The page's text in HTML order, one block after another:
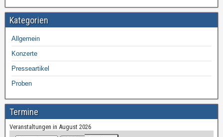
Kategorien
Allgemein
Konzerte
Presseartikel
Proben
Termine
Veranstaltungen in August 2026